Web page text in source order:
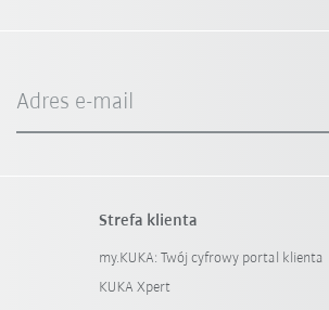
Adres e-mail
Strefa klienta
my.KUKA: Twój cyfrowy portal klienta
KUKA Xpert